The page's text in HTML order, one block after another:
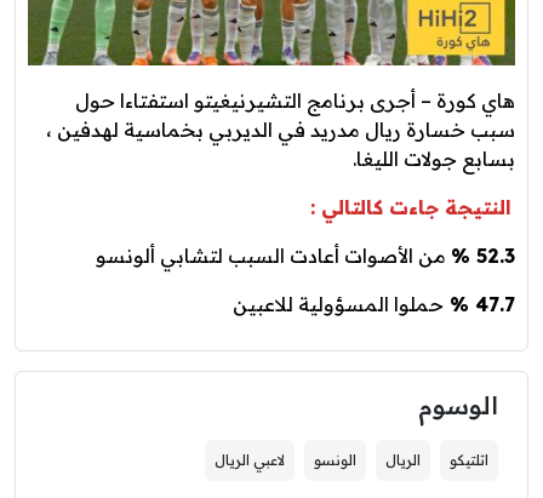
هاي كورة – أجرى برنامج التشيرنيغيتو استفتاءا حول
سبب خسارة ريال مدريد في الديربي بخماسية لهدفين ،
بسابع جولات الليغا.
النتيجة جاءت كالتالي :
52.3 %
من الأصوات أعادت السبب لتشابي ألونسو
47.7 %
حملوا المسؤولية للاعبين
الوسوم
اتلتيكو الريال الونسو لاعبي الريال